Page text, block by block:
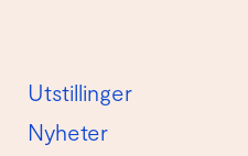
Utstillinger
Nyheter